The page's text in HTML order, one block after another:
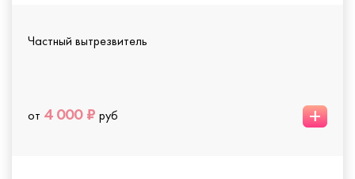
Частный вытрезвитель
от 4 000 ₽ руб +